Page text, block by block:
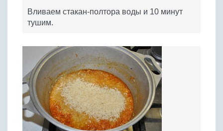
Вливаем стакан-полтора воды и 10 минут
тушим.